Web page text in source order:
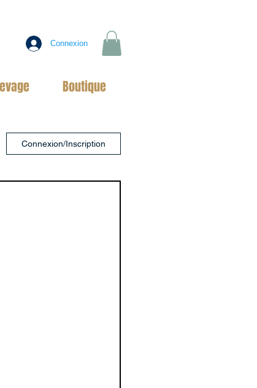
Connexion
Boutique
Connexion/Inscription